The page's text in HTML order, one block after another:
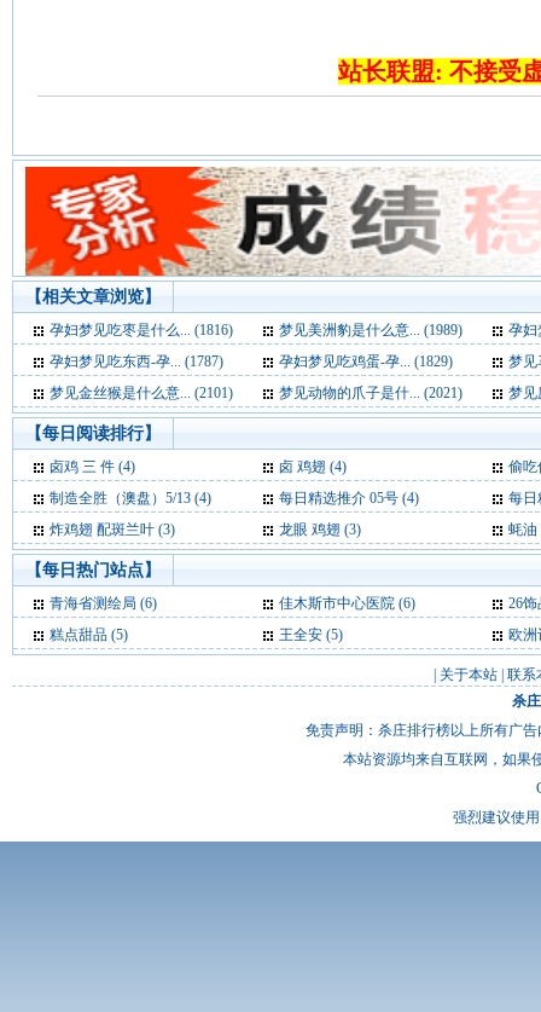
站长联盟: 不接受
【相关文章浏览】
孕妇梦见吃枣是什么... (1816) 梦见美洲豹是什么意... (1989)
孕妇
孕妇梦见吃东西-孕... (1787)
孕妇梦见吃鸡蛋-孕... (1829)
梦见
梦见金丝猴是什么意... (2101)
梦见动物的爪子是什... (2021) 梦见
【每日阅读排行】
卤鸡 三 件 (4) 卤 鸡翅 (4)
偷吃
制造全胜（澳盘）5/13 (4)
每日精选推介 05号 (4)
每日
炸鸡翅 配斑兰叶 (3)
龙眼 鸡翅 (3) 蚝油
【每日热门站点】
青海省测绘局 (6) 佳木斯市中心医院 (6)
26
糕点甜品 (5) 王全安 (5) 欧洲
关于本站 联系
杀
免责声明：杀庄排行榜以上所有广
本站资源均来自互联网，如果
强烈建议使